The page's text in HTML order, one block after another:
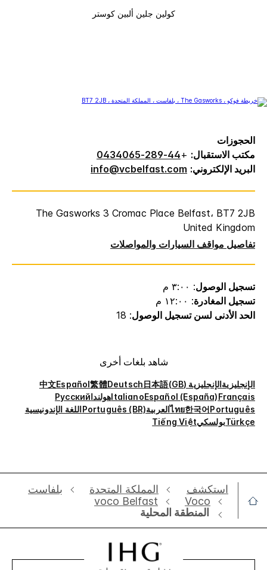
كولين جلين ألبين كوستر
الحجوزات
مكتب الاستقبال: +
44-289-0434065
البريد الإلكتروني: info@vcbelfast.com
The Gasworks 3 Cromac Place Belfast، BT7 2JB
United Kingdom
تفاصيل مواقف السيارات والمواصلات
تسجيل الوصول: ٣:٠٠ م
تسجيل المغادرة: ١٢:٠٠ م
الحد الأدنى لسن تسجيل الوصول: 18
شاهد بلغات أخرى
الإنجليزيةالإنجليزية (GB) 日本語
Deutsch
繁體
Español
中文
Français
Español (España)
ItalianoهولنداРусский
Português
한국어
ไทยالعربيةPortuguês (BR)اللغة الإندونيسية
TürkçeبولسكيTiếng Việt
استكشف ‫‫المملكة المتحدة
بلفاست
Voco
voco Belfast
المنطقة المحلية